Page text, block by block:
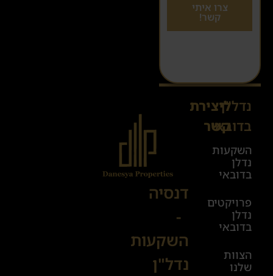
צרו איתי
קשר!
נדל"ן
בדובאי
השקעות
נדלן
בדובאי
פרויקטים
נדלן
בדובאי
הצוות
שלנו
ליצירת
קשר
א׳-ה׳
08:00-
00:00
יום ו׳
08:00-
17:00
Sales@danesya.co.il
דנסיה
-
השקעות
נדל"ן